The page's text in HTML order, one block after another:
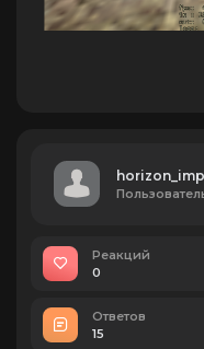
horizon_imp
Реакций
0
Ответов
15